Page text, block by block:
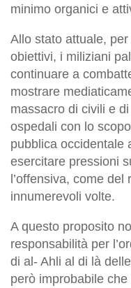
minimo organici e
Allo stato attuale,
obiettivi, i miliziani
continuare a
mostrare
massacro di civili e
ospedali con lo
pubblica occidentale
esercitare pressioni
l’offensiva, come
innumerevoli volte.
A questo proposito
responsabilità per
di al- Ahli al di là
però improbabile